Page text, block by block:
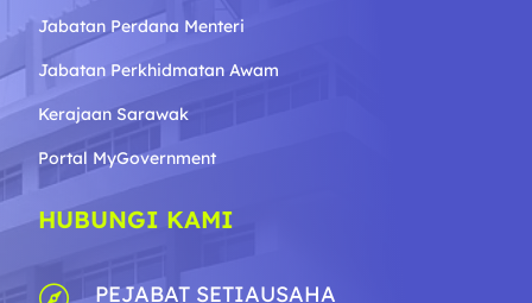
Jabatan Perdana Menteri
Jabatan Perkhidmatan Awam
Kerajaan Sarawak
Portal MyGovernment
HUBUNGI KAMI
PEJABAT SETIAUSAHA